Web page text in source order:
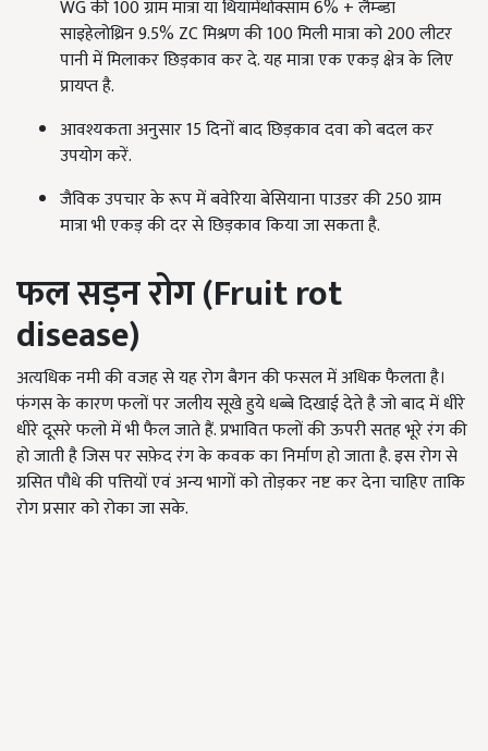
WG की 100 ग्राम मात्रा या थियामेंथोक्साम 6% + लैम्ब्डा
साइहेलोथ्रिन 9.5% ZC मिश्रण की 100 मिली मात्रा को 200 लीटर
पानी में मिलाकर छिड़काव कर दे. यह मात्रा एक एकड़ क्षेत्र के लिए
प्रायप्त है.
आवश्यकता अनुसार 15 दिनों बाद छिड़काव दवा को बदल कर
उपयोग करें.
जैविक उपचार के रूप में बवेरिया बेसियाना पाउडर की 250 ग्राम
मात्रा भी एकड़ की दर से छिड़काव किया जा सकता है.
फल सड़न रोग(Fruit rot
disease)
अत्यधिक नमी की वजह से यह रोग बैगन की फसल में अधिक फैलता है।
फंगस के कारण फलों पर जलीय सूखे हुये धब्बे दिखाई देते है जो बाद में धीरे
धीरे दूसरे फलो में भी फैल जाते हैं. प्रभावित फलों की ऊपरी सतह भूरे रंग की
हो जाती है जिस पर सफ़ेद रंग के कवक का निर्माण हो जाता है. इस रोग से
ग्रसित पौधे की पत्तियों एवं अन्य भागों को तोड़कर नष्ट कर देना चाहिए ताकि
रोग प्रसार को रोका जा सके.